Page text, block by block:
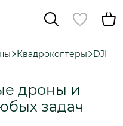
Квадрокоптеры DJI
дроны и
задач